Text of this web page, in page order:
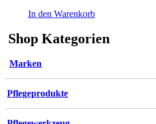
In den Warenkorb
Shop Kategorien
Marken
Pflegeprodukte